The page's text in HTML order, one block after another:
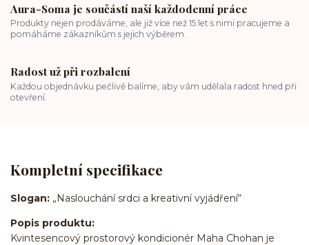
Aura-Soma je součástí naší každodenní práce
Produkty nejen prodáváme, ale již více než 15 let s nimi pracujeme a
pomáháme zákazníkům s jejich výběrem.
Radost už při rozbalení
Každou objednávku pečlivě balíme, aby vám udělala radost hned při
otevření.
Kompletní specifikace
Slogan: „Naslouchání srdci a kreativní vyjádření“
Popis produktu:
Kvintesencový prostorový kondicionér Maha Chohan je